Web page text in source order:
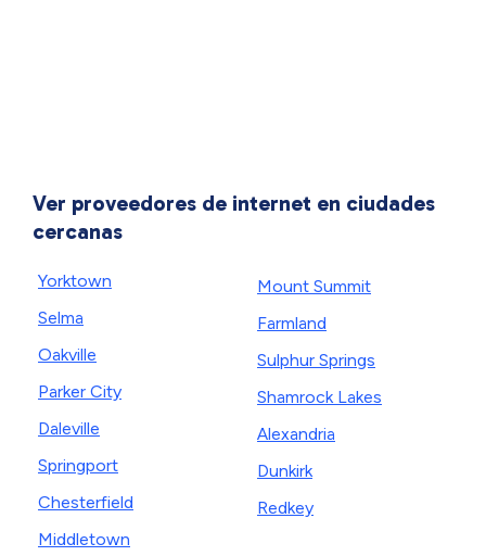
Ver proveedores de internet en ciudades
cercanas
Yorktown
Selma
Oakville
Parker City
Daleville
Springport
Chesterfield
Middletown
Mount Summit
Farmland
Sulphur Springs
Shamrock Lakes
Alexandria
Dunkirk
Redkey